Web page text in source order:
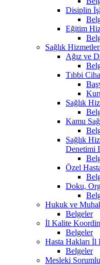
Disiplin
Eğitim
Sağlık
Ağız ve
Tıbbi
Sağlık
Kamu
Sağlık
Denetimi
Özel
Doku,
Hukuk ve
Belgeler
İl Kalite
Belgeler
Hasta Hakları
Belgeler
Mesleki